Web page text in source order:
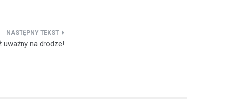
uważny na drodze!